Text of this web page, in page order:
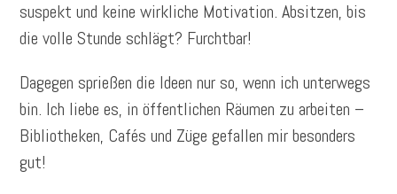
suspekt und keine wirkliche Motivation. Absitzen, bis
die volle Stunde schlägt? Furchtbar!
Dagegen sprießen die Ideen nur so, wenn ich unterwegs
bin. Ich liebe es, in öffentlichen Räumen zu arbeiten –
Bibliotheken, Cafés und Züge gefallen mir besonders
gut!